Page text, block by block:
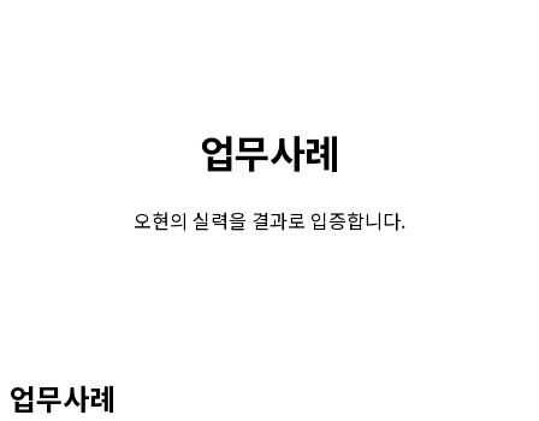
업무사례
오현의 실력을 결과로 입증합니다.
업무사례